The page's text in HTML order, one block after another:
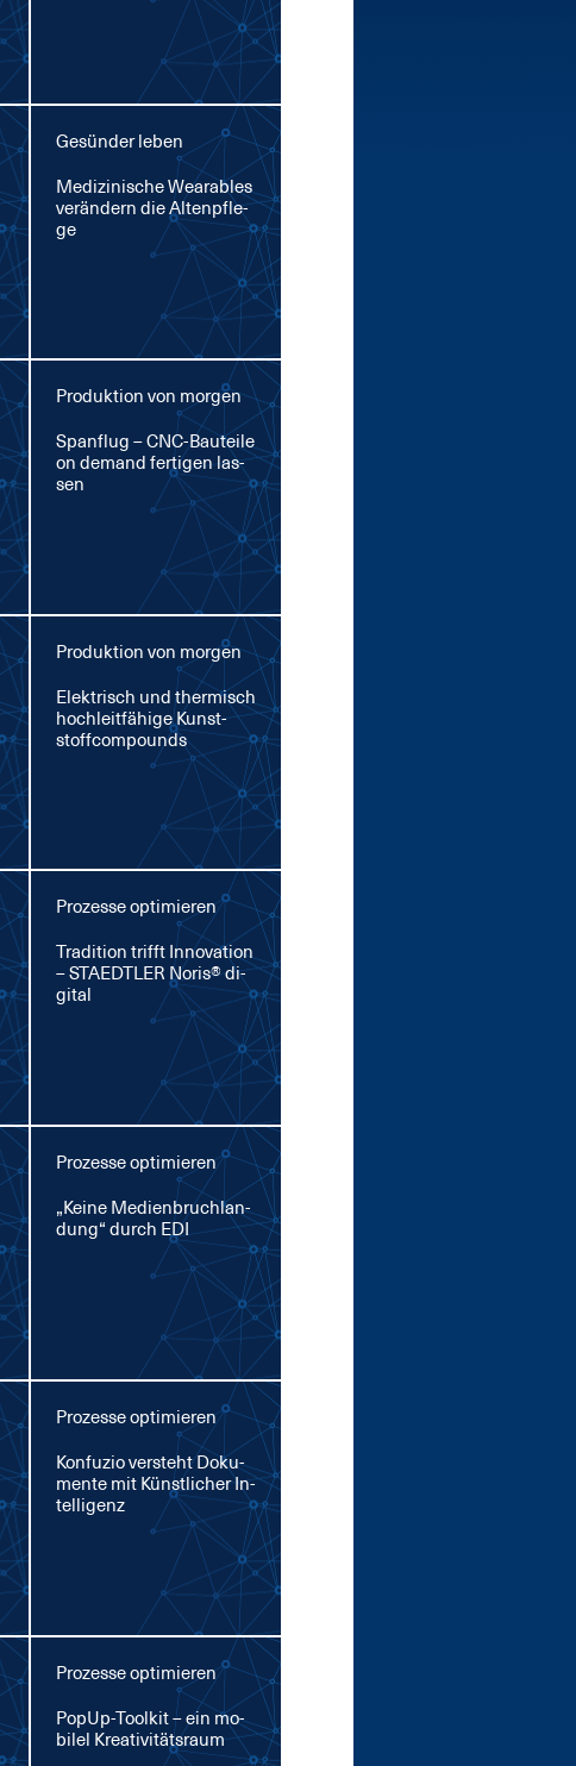
Gesünder leben
Me­di­zi­ni­sche Weara­bles
ver­än­dern die Al­ten­pfle­
ge
Produktion von morgen
Span­flug – CNC-Bau­tei­le
on de­mand fer­ti­gen las­
sen
Produktion von morgen
Elek­trisch und ther­misch
hoch­leit­fä­hi­ge Kunst­
stoff­com­pounds
Prozesse optimieren
Tra­di­ti­on trifft In­no­va­ti­on
– STA­EDT­LER No­ris® di­
gi­tal
Prozesse optimieren
„Kei­ne Me­di­en­bruch­lan­
dung“ durch EDI
Prozesse optimieren
Kon­fu­zio ver­steht Do­ku­
men­te mit Künst­li­cher In­
tel­li­genz
Prozesse optimieren
Po­pUp-Tool­kit – ein mo­
bi­l­el Krea­ti­vi­täts­raum